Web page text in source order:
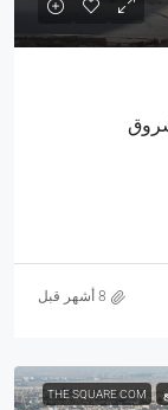
THE SQUARE COM